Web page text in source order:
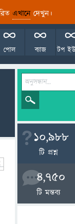
এখানেদেখুন।
টপ
ব্যাজ
পোল
10,988
টি প্রশ্ন
4,750
টি মন্তব্য